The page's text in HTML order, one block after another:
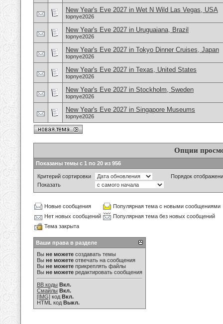
New Year's Eve 2027 in Wet N Wild Las Vegas, USA
topnye2026
New Year's Eve 2027 in Uruguaiana, Brazil
topnye2026
New Year's Eve 2027 in Tokyo Dinner Cruises, Japan
topnye2026
New Year's Eve 2027 in Texas, United States
topnye2026
New Year's Eve 2027 in Stockholm, Sweden
topnye2026
New Year's Eve 2027 in Singapore Museums
topnye2026
Опции
Показаны темы с 1 по 20 из 956
Критерий сортировки
Порядок
Показать
Новые сообщения
Популярная тема с новыми сообщениями
Нет новых сообщений
Популярная тема без новых сообщений
Тема закрыта
Ваши права в разделе
Вы не можете создавать темы
Вы не можете отвечать на сообщения
Вы не можете прикреплять файлы
Вы не можете редактировать сообщения
BB коды Вкл.
Смайлы Вкл.
[IMG] код Вкл.
HTML код Выкл.